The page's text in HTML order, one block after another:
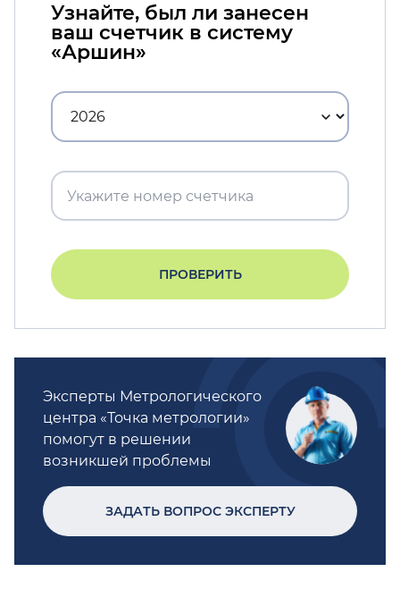
Узнайте, был ли занесен
ваш счетчик в систему
«Аршин»
ПРОВЕРИТЬ
Эксперты Метрологического
центра «Точка метрологии»
помогут в решении
возникшей проблемы
ЗАДАТЬ ВОПРОС ЭКСПЕРТУ